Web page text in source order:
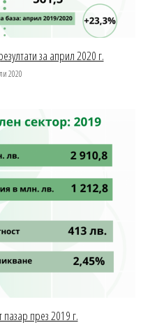
за април 2020 г.
2020
през 2019 г.